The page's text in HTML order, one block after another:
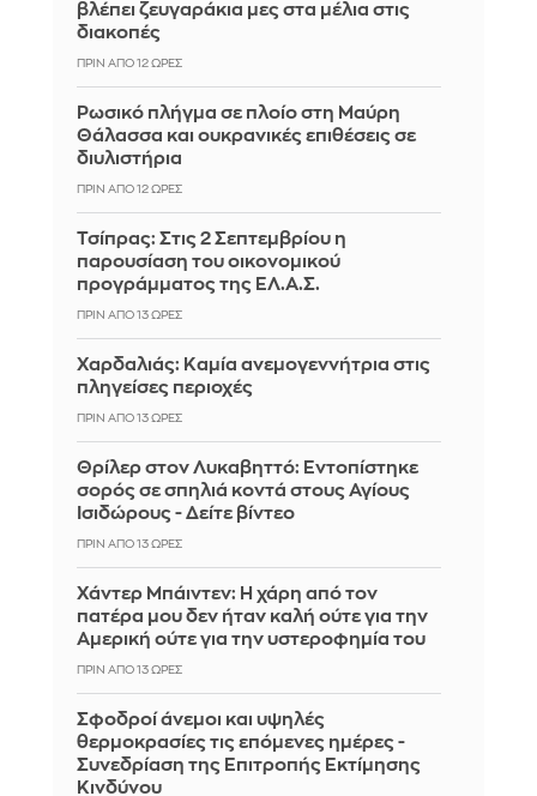
βλέπει ζευγαράκια μες στα μέλια στις
διακοπές
ΠΡΙΝ ΑΠΌ 12 ΏΡΕΣ
Ρωσικό πλήγμα σε πλοίο στη Μαύρη
Θάλασσα και ουκρανικές επιθέσεις σε
διυλιστήρια
ΠΡΙΝ ΑΠΌ 12 ΏΡΕΣ
Τσίπρας: Στις 2 Σεπτεμβρίου η
παρουσίαση του οικονομικού
προγράμματος της ΕΛ.Α.Σ.
ΠΡΙΝ ΑΠΌ 13 ΏΡΕΣ
Χαρδαλιάς: Καμία ανεμογεννήτρια στις
πληγείσες περιοχές
ΠΡΙΝ ΑΠΌ 13 ΏΡΕΣ
Θρίλερ στον Λυκαβηττό: Εντοπίστηκε
σορός σε σπηλιά κοντά στους Αγίους
Ισιδώρους - Δείτε βίντεο
ΠΡΙΝ ΑΠΌ 13 ΏΡΕΣ
Χάντερ Μπάιντεν: Η χάρη από τον
πατέρα μου δεν ήταν καλή ούτε για την
Αμερική ούτε για την υστεροφημία του
ΠΡΙΝ ΑΠΌ 13 ΏΡΕΣ
Σφοδροί άνεμοι και υψηλές
θερμοκρασίες τις επόμενες ημέρες -
Συνεδρίαση της Επιτροπής Εκτίμησης
Κινδύνου